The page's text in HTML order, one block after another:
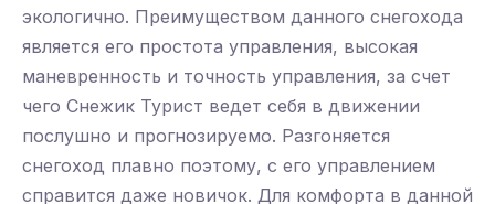
экологично. Преимуществом данного снегохода
является его простота управления, высокая
маневренность и точность управления, за счет
чего Снежик Турист ведет себя в движении
послушно и прогнозируемо. Разгоняется
снегоход плавно поэтому, с его управлением
справится даже новичок. Для комфорта в данной